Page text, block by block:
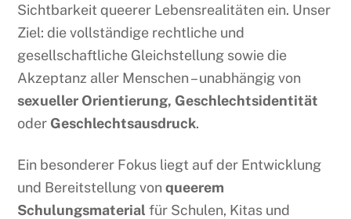
Sichtbarkeit queerer Lebensrealitäten ein. Unser
Ziel: die vollständige rechtliche und
gesellschaftliche Gleichstellung sowie die
Akzeptanz aller Menschen – unabhängig von
sexueller Orientierung, Geschlechtsidentität
oder Geschlechtsausdruck.
Ein besonderer Fokus liegt auf der Entwicklung
und Bereitstellung vonqueerem
Schulungsmaterial für Schulen, Kitas und